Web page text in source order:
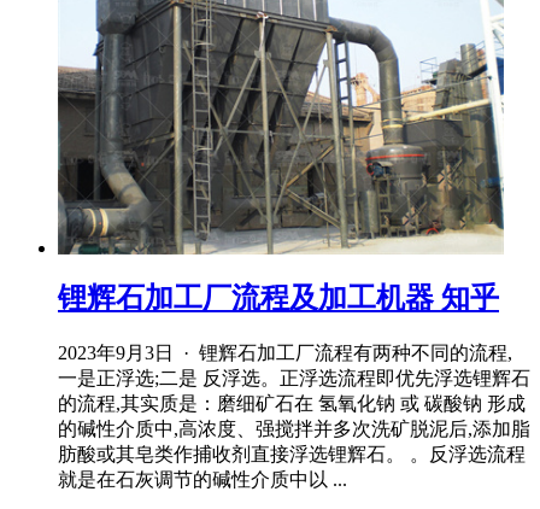
锂辉石加工厂流程及加工机器 知乎
2023年9月3日 · 锂辉石加工厂流程有两种不同的流程,
一是正浮选;二是 反浮选。正浮选流程即优先浮选锂辉石
的流程,其实质是：磨细矿石在 氢氧化钠 或 碳酸钠 形成
的碱性介质中,高浓度、强搅拌并多次洗矿脱泥后,添加脂
肪酸或其皂类作捕收剂直接浮选锂辉石。 。反浮选流程
就是在石灰调节的碱性介质中以 ...